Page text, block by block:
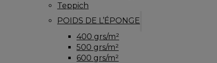
Teppich
POIDS DE L’ÉPONGE
400 grs/m²
500 grs/m²
600 grs/m²